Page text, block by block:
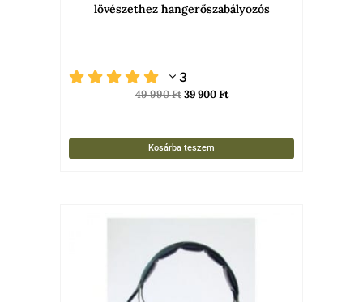
lövészethez hangerőszabályozós
3
49 990Ft 39 900Ft
Kosárba teszem